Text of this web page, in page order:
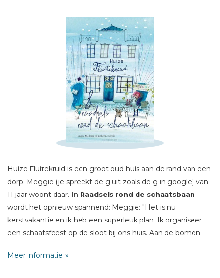
Huize Fluitekruid is een groot oud huis aan de rand van een
dorp. Meggie (je spreekt de g uit zoals de g in google) van
11 jaar woont daar. In Raadsels rond de schaatsbaan
wordt het opnieuw spannend: Meggie: "Het is nu
kerstvakantie en ik heb een superleuk plan. Ik organiseer
een schaatsfeest op de sloot bij ons huis. Aan de bomen
Maar één foto verdwijnt ... Wie heeft dit gedaan? En wat
Meer informatie
Schrijf hieronder je review!
Bericht *
* = verplicht